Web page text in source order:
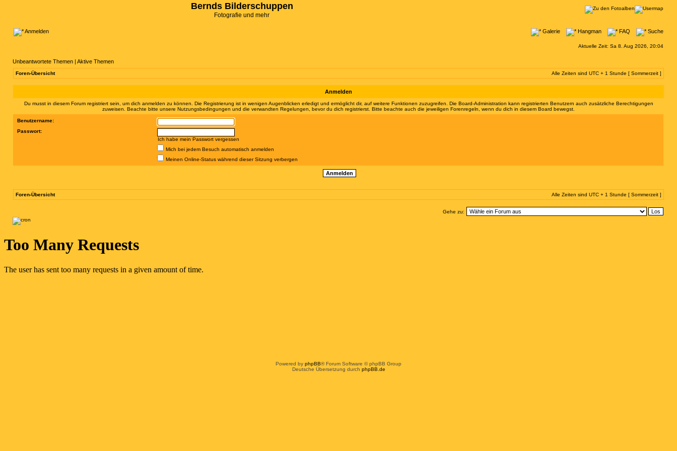
Bernds Bilderschuppen
Fotografie und mehr
Anmelden Galerie Hangman FAQ Suche
Aktuelle Zeit: Sa 8. Aug 2026, 20:04
Unbeantwortete Themen | Aktive Themen
Foren-Übersicht Alle Zeiten sind UTC + 1 Stunde [ Sommerzeit ]
Anmelden
Du musst in diesem Forum registriert sein, um dich anmelden zu können. Die Registrierung ist in wenigen Augenblicken erledigt und ermöglicht dir, auf weitere Funktionen zuzugreifen. Die Board-Administration kann registrierten Benutzern auch zusätzliche Berechtigungen
zuweisen. Beachte bitte unsere Nutzungsbedingungen und die verwandten Regelungen, bevor du dich registrierst. Bitte beachte auch die jeweiligen Forenregeln, wenn du dich in diesem Board bewegst.
Benutzername:
Passwort:
Ich habe mein Passwort vergessen
Mich bei jedem Besuch automatisch anmelden
Meinen Online-Status während dieser Sitzung verbergen
Foren-Übersicht Alle Zeiten sind UTC + 1 Stunde [ Sommerzeit ]
Gehe zu:
Powered by phpBB® Forum Software © phpBB Group
Deutsche Übersetzung durch phpBB.de